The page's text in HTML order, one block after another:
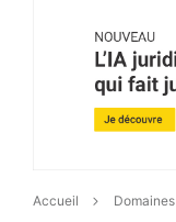
Accueil Domaines